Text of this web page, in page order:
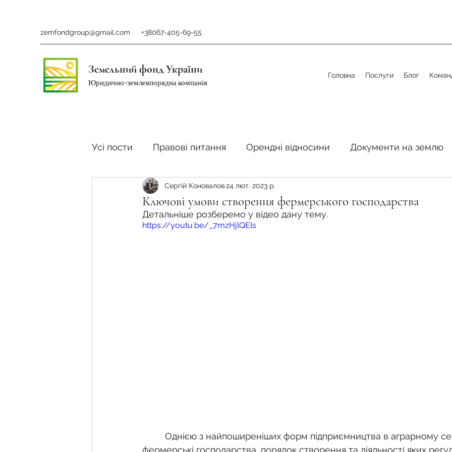
zemfondgroup@gmail.com +38067-405-69-55
Земельний фонд України
Юридично-землевпорядна компанія
Головна Послуги Блог
Усі пости Правові питання Орендні відносини Документи на землю
Ринок землі Податки стосовно земельної сфери Органи місцевого
Фермерське господарство Спадкування земельної ділянки
Ключові умови створення фермерського господарства
Сергій Коновалов24 лют. 2023 р.
Детальніше розберемо у відео дану тему.
https://youtu.be/_7mzHjlQEls
фермерські господарства, порядок створення та діяльності яких